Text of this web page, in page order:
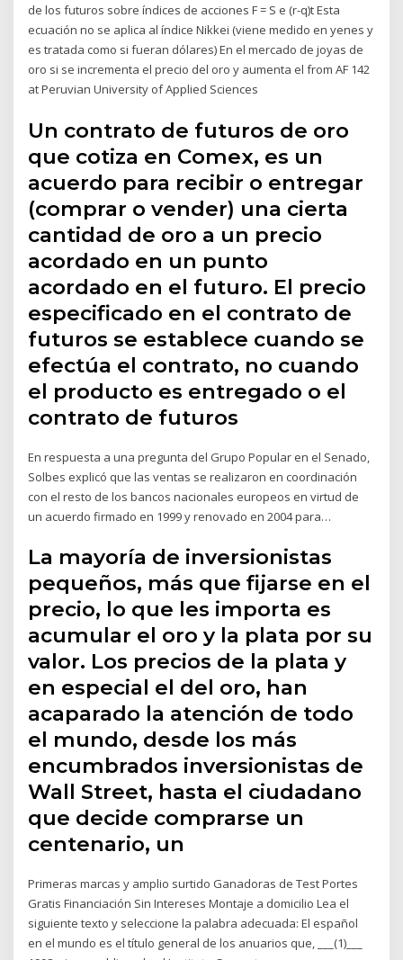
de los futuros sobre índices de acciones F = S e (r-q)t Esta
ecuación no se aplica al índice Nikkei (viene medido en yenes y
es tratada como si fueran dólares) En el mercado de joyas de
oro si se incrementa el precio del oro y aumenta el from AF 142
at Peruvian University of Applied Sciences
Un contrato de futuros de oro
que cotiza en Comex, es un
acuerdo para recibir o entregar
(comprar o vender) una cierta
cantidad de oro a un precio
acordado en un punto
acordado en el futuro. El precio
especificado en el contrato de
futuros se establece cuando se
efectúa el contrato, no cuando
el producto es entregado o el
contrato de futuros
En respuesta a una pregunta del Grupo Popular en el Senado,
Solbes explicó que las ventas se realizaron en coordinación
con el resto de los bancos nacionales europeos en virtud de
un acuerdo firmado en 1999 y renovado en 2004 para…
La mayoría de inversionistas
pequeños, más que fijarse en el
precio, lo que les importa es
acumular el oro y la plata por su
valor. Los precios de la plata y
en especial el del oro, han
acaparado la atención de todo
el mundo, desde los más
encumbrados inversionistas de
Wall Street, hasta el ciudadano
que decide comprarse un
centenario, un
Primeras marcas y amplio surtido Ganadoras de Test Portes
Gratis Financiación Sin Intereses Montaje a domicilio Lea el
siguiente texto y seleccione la palabra adecuada: El español
en el mundo es el título general de los anuarios que, ___(1)___